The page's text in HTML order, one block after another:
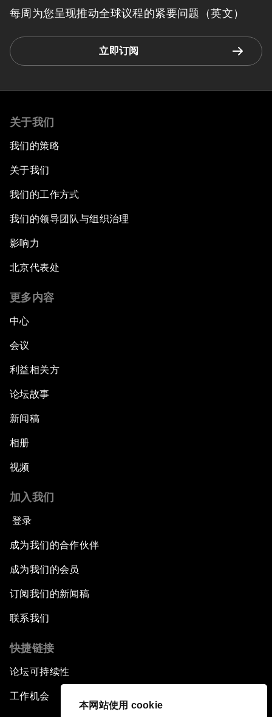
本网站使用 cookie
每周为您呈现推动全球议程的紧要问题（英文）
立即订阅
关于我们
我们的策略
关于我们
我们的工作方式
我们的领导团队与组织治理
影响力
北京代表处
更多内容
中心
会议
利益相关方
论坛故事
新闻稿
相册
视频
加入我们
登录
成为我们的合作伙伴
成为我们的会员
订阅我们的新闻稿
联系我们
快捷链接
论坛可持续性
工作机会